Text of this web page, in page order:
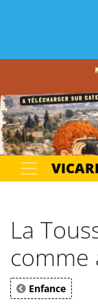
La
comme
Enfance
Panneau de